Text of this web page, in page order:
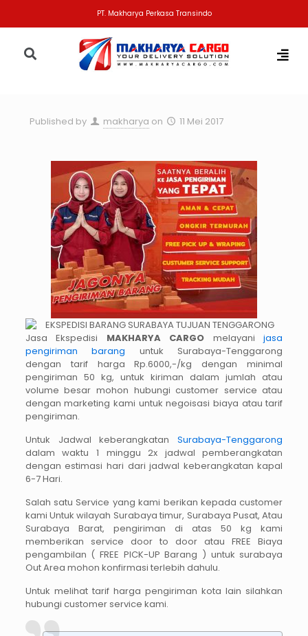
PT. Makharya Perkasa Transindo
Published by makharya on 11 Mei 2017
Jasa Ekspedisi MAKHARYA CARGO melayanijasa
pengiriman barang untuk Surabaya-Tenggarong
dengan tarif harga Rp.6000,-/kg dengan minimal
pengiriman 50 kg, untuk kiriman dalam jumlah atau
volume besar mohon hubungi customer service atau
dengan marketing kami untuk negoisasi biaya atau tarif
pengiriman.
Untuk Jadwal keberangkatanSurabaya-Tenggarong
dalam waktu 1 minggu 2x jadwal pemberangkatan
dengan estimasi hari dari jadwal keberangkatan kapal
6-7 Hari.
Salah satu Service yang kami berikan kepada customer
kami Untuk wilayah Surabaya timur, Surabaya Pusat, Atau
Surabaya Barat, pengiriman di atas 50 kg kami
memberikan service door to door atau FREE Biaya
pengambilan ( FREE PICK-UP Barang ) untuk surabaya
Out Area mohon konfirmasi terlebih dahulu.
Untuk melihat tarif harga pengiriman kota lain silahkan
hubungi customer service kami.